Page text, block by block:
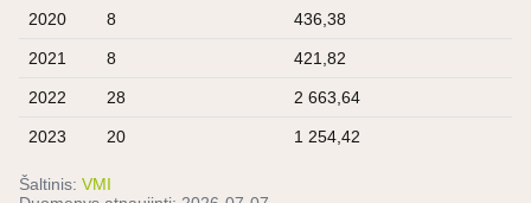
2020 8 436,38
2021 8 421,82
2022 28 2 663,64
2023 20 1 254,42
Šaltinis: VMI